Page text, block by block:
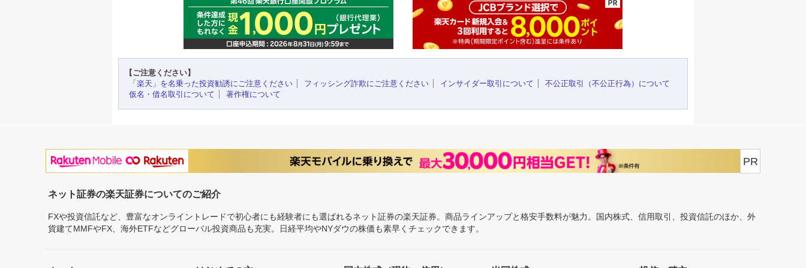
【ご注意ください】
「楽天」を名乗った投資勧誘にご注意ください
フィッシング詐欺にご注意ください インサイダー取引について
不公正取引（不公正行為）について
仮名・借名取引について
著作権について
PR
ネット証券の楽天証券についてのご紹介
FXや投資信託など、豊富なオンライントレードで初心者にも経験者にも選ばれるネット証券の楽天証券。商品ラインアップと格安手数料が魅力。国内株式、信用取引、投資信託のほか、外
貨建てMMFやFX、海外ETFなどグローバル投資商品も充実。日経平均やNYダウの株価も素早くチェックできます。